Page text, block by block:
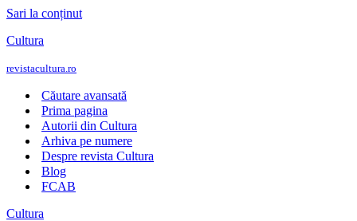
Sari la conținut
Cultura
revistacultura.ro
Căutare avansată
Prima pagina
Autorii din Cultura
Arhiva pe numere
Despre revista Cultura
Blog
FCAB
Cultura